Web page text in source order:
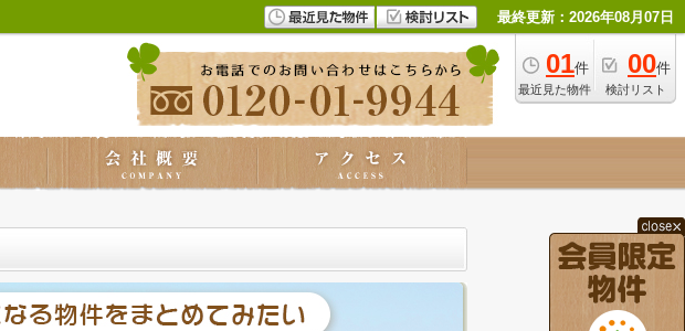
最終更新：2026年08月07日
01件
最近見た物件
00件
検討リスト